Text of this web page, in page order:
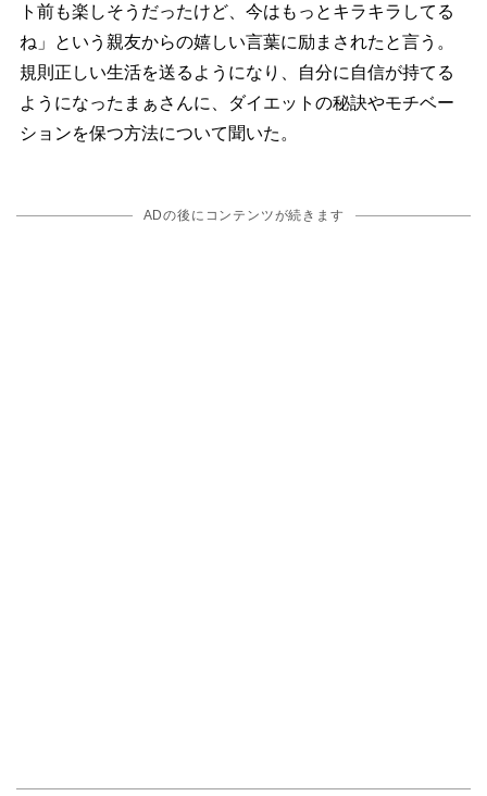
ト前も楽しそうだったけど、今はもっとキラキラしてる
ね」という親友からの嬉しい言葉に励まされたと言う。
規則正しい生活を送るようになり、自分に自信が持てる
ようになったまぁさんに、ダイエットの秘訣やモチベー
ションを保つ方法について聞いた。
ADの後にコンテンツが続きます